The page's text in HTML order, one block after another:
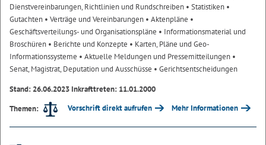
Dienstvereinbarungen, Richtlinien und Rundschreiben • Statistiken •
Gutachten • Verträge und Vereinbarungen • Aktenpläne •
Geschäftsverteilungs- und Organisationspläne • Informationsmaterial und
Broschüren • Berichte und Konzepte • Karten, Pläne und Geo-
Informationssysteme • Aktuelle Meldungen und Pressemitteilungen •
Senat, Magistrat, Deputation und Ausschüsse • Gerichtsentscheidungen
Stand: 26.06.2023 Inkrafttreten: 11.01.2000
Themen:
Vorschrift direkt aufrufen Mehr Informationen